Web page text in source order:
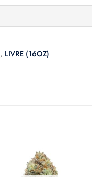
, LIVRE (16OZ)